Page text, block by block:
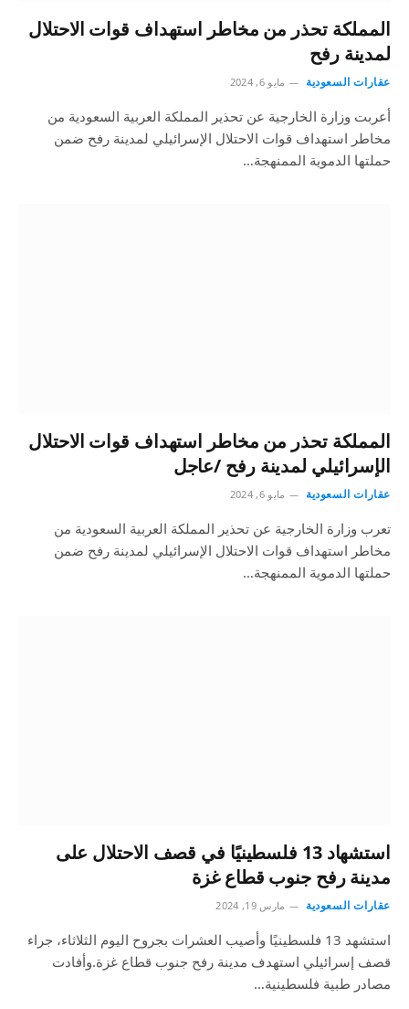
المملكة تحذر من مخاطر استهداف قوات الاحتلال
لمدينة رفح
عقارات السعودية مايو 6, 2024
أعربت وزارة الخارجية عن تحذير المملكة العربية السعودية من
مخاطر استهداف قوات الاحتلال الإسرائيلي لمدينة رفح ضمن
حملتها الدموية الممنهجة…
المملكة تحذر من مخاطر استهداف قوات الاحتلال
الإسرائيلي لمدينة رفح /عاجل
عقارات السعودية مايو 6, 2024
تعرب وزارة الخارجية عن تحذير المملكة العربية السعودية من
مخاطر استهداف قوات الاحتلال الإسرائيلي لمدينة رفح ضمن
حملتها الدموية الممنهجة…
استشهاد 13 فلسطينيًا في قصف الاحتلال على
مدينة رفح جنوب قطاع غزة
عقارات السعودية مارس 19, 2024
استشهد 13 فلسطينيًا وأصيب العشرات بجروح اليوم الثلاثاء، جراء
قصف إسرائيلي استهدف مدينة رفح جنوب قطاع غزة.وأفادت
مصادر طبية فلسطينية…